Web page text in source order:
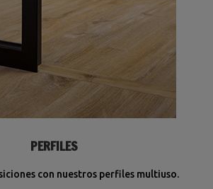
PERFILES
con nuestros perfiles multiuso.